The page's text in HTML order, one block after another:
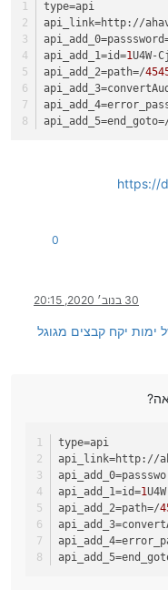
type=api
api_link=http://
api_add_0
api_add_1=id=1U4W-
api_add_2=path=/
api_add_3
api_add_4
api_add_5
https://
0
30 בנוב׳ 2020, 20:15
יקח קבצים מגוגל
type=api
api_link=http://
api_add_0
api_add_1=id=1
api_add_2=path=/
api_add_3
api_add_4
api_add_5